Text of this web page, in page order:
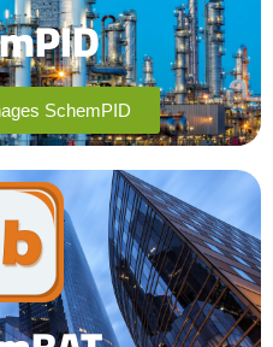
SchemPID